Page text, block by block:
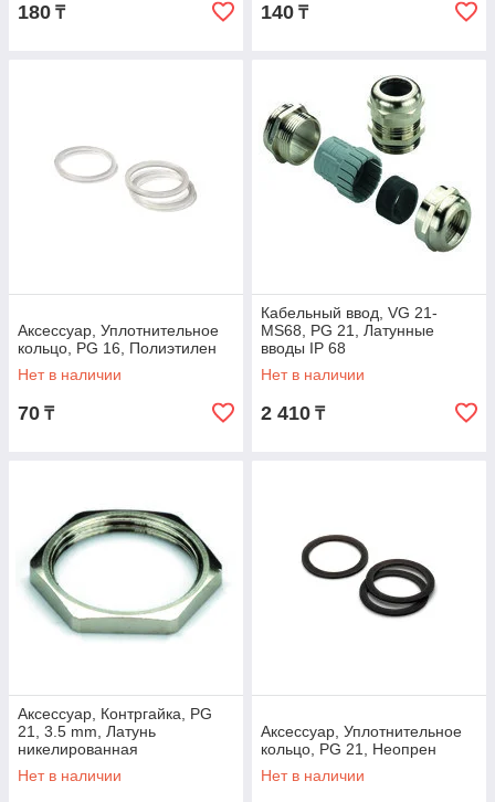
180 ₸ 140 ₸
Аксессуар, Уплотнительное
кольцо, PG 16, Полиэтилен
Нет в наличии
70 ₸
Кабельный ввод, VG 21-
MS68, PG 21, Латунные
вводы IP 68
Нет в наличии
2 410 ₸
Аксессуар, Контргайка, PG
21, 3.5 mm, Латунь
никелированная
Нет в наличии
Аксессуар, Уплотнительное
кольцо, PG 21, Неопрен
Нет в наличии